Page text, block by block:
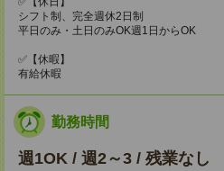
シフト制、完全週休2日制
平日のみ・土日のみOK週1日からOK
✅【休暇】
有給休暇
勤務時間
週1OK / 週2～3 / 残業なし